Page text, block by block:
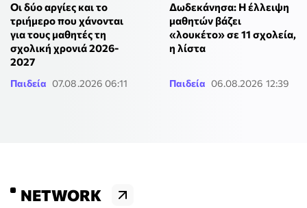
Οι δύο αργίες και το
τριήμερο που χάνονται
για τους μαθητές τη
σχολική χρονιά 2026-
2027
Παιδεία 07.08.2026 06:11
Δωδεκάνησα: Η έλλειψη
μαθητών βάζει
«λουκέτο» σε 11 σχολεία,
η λίστα
Παιδεία 06.08.2026 12:39
NETWORK